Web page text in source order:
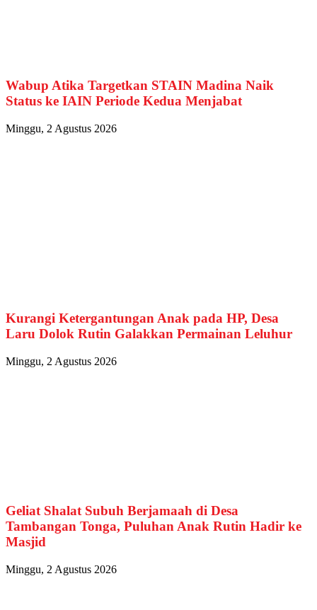
Wabup Atika Targetkan STAIN Madina Naik
Status ke IAIN Periode Kedua Menjabat
Minggu, 2 Agustus 2026
Kurangi Ketergantungan Anak pada HP, Desa
Laru Dolok Rutin Galakkan Permainan Leluhur
Minggu, 2 Agustus 2026
Geliat Shalat Subuh Berjamaah di Desa
Tambangan Tonga, Puluhan Anak Rutin Hadir ke
Masjid
Minggu, 2 Agustus 2026